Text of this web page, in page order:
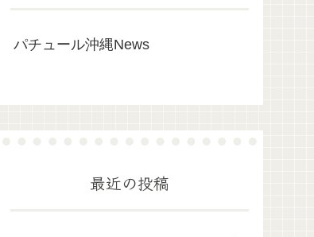
パチュール沖縄News
最近の投稿